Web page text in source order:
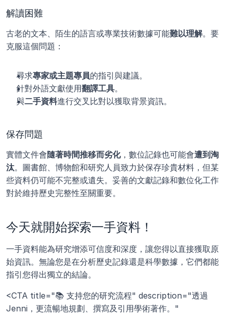
解讀困難
古老的文本、陌生的語言或專業技術數據可能難以理解。要
克服這個問題：
尋求專家或主題專員的指引與建議。
針對外語文獻使用翻譯工具。
與二手資料進行交叉比對以獲取背景資訊。
保存問題
實體文件會隨著時間推移而劣化，數位記錄也可能會遭到淘
汰。圖書館、博物館和研究人員致力於保存珍貴材料，但某
些資料仍可能不完整或遺失。妥善的文獻記錄和數位化工作
對於維持歷史完整性至關重要。
今天就開始探索一手資料！
一手資料能為研究增添可信度和深度，讓您得以直接獲取原
始資訊。無論您是在分析歷史記錄還是科學數據，它們都能
指引您得出獨立的結論。
<CTA title="📚 支持您的研究流程" description="透過
Jenni，更流暢地規劃、撰寫及引用學術著作。"